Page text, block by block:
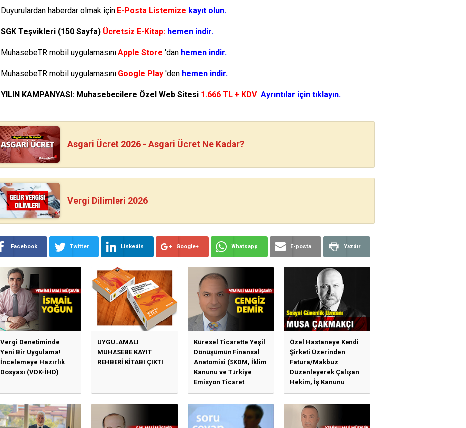
Duyurulardan haberdar olmak için E-Posta Listemize kayıt olun.
SGK Teşvikleri (150 Sayfa) Ücretsiz E-Kitap: hemen indir.
MuhasebeTR mobil uygulamasını Apple Store 'dan hemen indir.
MuhasebeTR mobil uygulamasını Google Play 'den hemen indir.
YILIN KAMPANYASI: Muhasebecilere Özel Web Sitesi 1.666 TL + KDV Ayrıntılar için tıklayın.
Asgari Ücret 2026 - Asgari Ücret Ne Kadar?
Vergi Dilimleri 2026
Facebook Twitter Linkedin Google+ Whatsapp E-posta Yazdır
Vergi Denetiminde
Yeni Bir Uygulama!
İncelemeye Hazırlık
Dosyası (VDK-İHD)
UYGULAMALI
MUHASEBE KAYIT
REHBERİ KİTABI ÇIKTI
Küresel Ticarette Yeşil
Dönüşümün Finansal
Anatomisi (SKDM, İklim
Kanunu ve Türkiye
Emisyon Ticaret
Sistemi (TR-ETS)
Özel Hastaneye Kendi
Şirketi Üzerinden
Fatura/Makbuz
Düzenleyerek Çalışan
Hekim, İş Kanunu
Hükümlerinden